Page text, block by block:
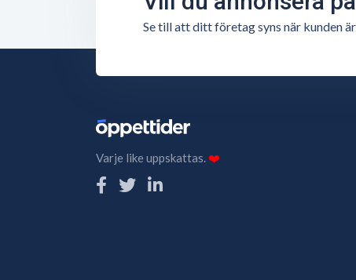
Se till att ditt företag syns när kunden
Varje like uppskattas.❤️